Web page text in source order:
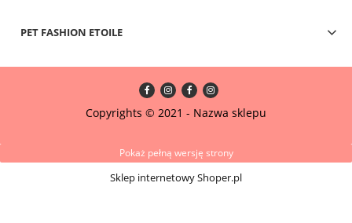
PET FASHION ETOILE
Copyrights © 2021 - Nazwa sklepu
Pokaż pełną wersję strony
Sklep internetowy Shoper.pl